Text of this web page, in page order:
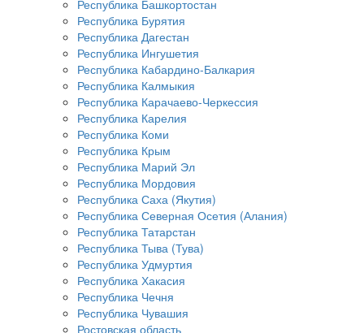
Республика Башкортостан
Республика Бурятия
Республика Дагестан
Республика Ингушетия
Республика Кабардино-Балкария
Республика Калмыкия
Республика Карачаево-Черкессия
Республика Карелия
Республика Коми
Республика Крым
Республика Марий Эл
Республика Мордовия
Республика Саха (Якутия)
Республика Северная Осетия (Алания)
Республика Татарстан
Республика Тыва (Тува)
Республика Удмуртия
Республика Хакасия
Республика Чечня
Республика Чувашия
Ростовская область